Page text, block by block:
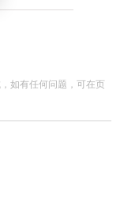
如有任何问题，可在页